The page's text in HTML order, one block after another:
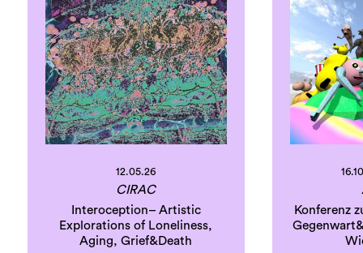
12.05.26
CIRAC
Interoception– Artistic
Explorations of Loneliness,
Aging, Grief&Death
Konferenz